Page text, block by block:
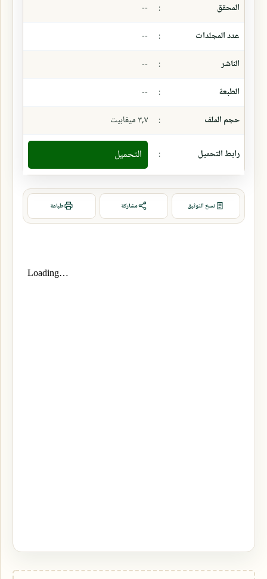
المحقق
:
--
عدد المجلدات
:
--
الناشر
:
--
الطبعة
:
--
حجم الملف
: ٣,٧ ميغابيت
رابط التحميل : التحميل
نسخ التوثيق مشاركة طباعة